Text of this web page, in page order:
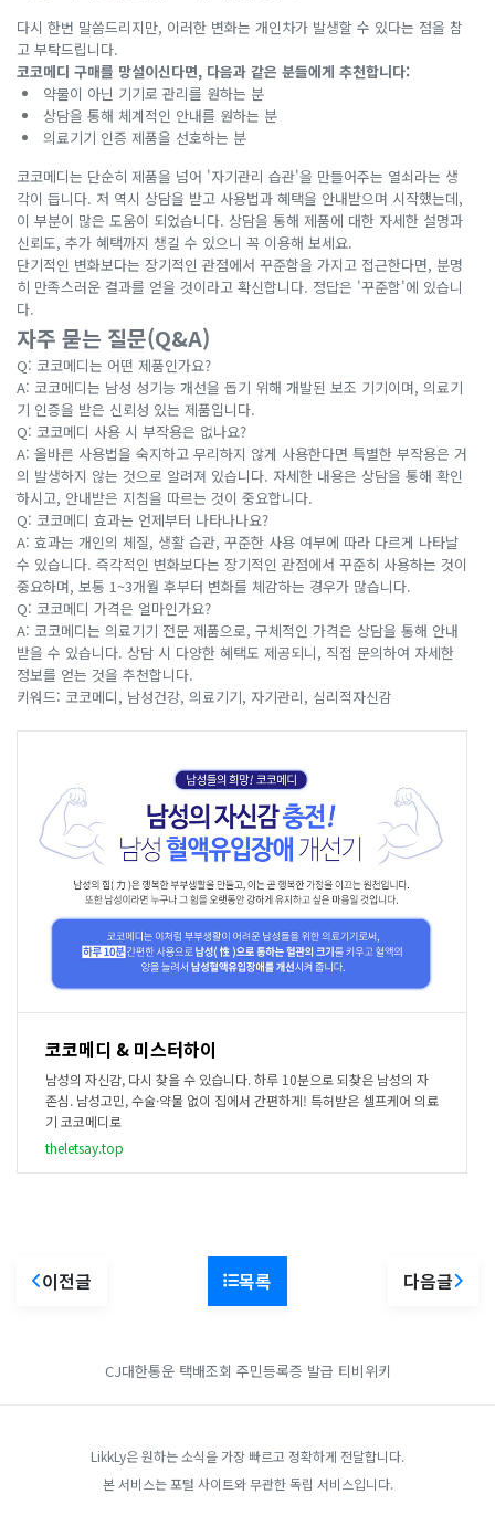
다시 한번 말씀드리지만, 이러한 변화는 개인차가 발생할 수 있다는 점을 참
고 부탁드립니다.
코코메디 구매를 망설이신다면, 다음과 같은 분들에게 추천합니다:
약물이 아닌 기기로 관리를 원하는 분
상담을 통해 체계적인 안내를 원하는 분
의료기기 인증 제품을 선호하는 분
코코메디는 단순히 제품을 넘어 '자기관리 습관'을 만들어주는 열쇠라는 생
각이 듭니다. 저 역시 상담을 받고 사용법과 혜택을 안내받으며 시작했는데,
이 부분이 많은 도움이 되었습니다. 상담을 통해 제품에 대한 자세한 설명과
신뢰도, 추가 혜택까지 챙길 수 있으니 꼭 이용해 보세요.
단기적인 변화보다는 장기적인 관점에서 꾸준함을 가지고 접근한다면, 분명
히 만족스러운 결과를 얻을 것이라고 확신합니다. 정답은 '꾸준함'에 있습니
다.
자주 묻는 질문(Q&A)
Q: 코코메디는 어떤 제품인가요?
A: 코코메디는 남성 성기능 개선을 돕기 위해 개발된 보조 기기이며, 의료기
기 인증을 받은 신뢰성 있는 제품입니다.
Q: 코코메디 사용 시 부작용은 없나요?
A: 올바른 사용법을 숙지하고 무리하지 않게 사용한다면 특별한 부작용은 거
의 발생하지 않는 것으로 알려져 있습니다. 자세한 내용은 상담을 통해 확인
하시고, 안내받은 지침을 따르는 것이 중요합니다.
Q: 코코메디 효과는 언제부터 나타나나요?
A: 효과는 개인의 체질, 생활 습관, 꾸준한 사용 여부에 따라 다르게 나타날
수 있습니다. 즉각적인 변화보다는 장기적인 관점에서 꾸준히 사용하는 것이
중요하며, 보통 1~3개월 후부터 변화를 체감하는 경우가 많습니다.
Q: 코코메디 가격은 얼마인가요?
A: 코코메디는 의료기기 전문 제품으로, 구체적인 가격은 상담을 통해 안내
받을 수 있습니다. 상담 시 다양한 혜택도 제공되니, 직접 문의하여 자세한
정보를 얻는 것을 추천합니다.
키워드: 코코메디, 남성건강, 의료기기, 자기관리, 심리적자신감
코코메디 & 미스터하이
남성의 자신감, 다시 찾을 수 있습니다. 하루 10분으로 되찾은 남성의 자
존심. 남성고민, 수술·약물 없이 집에서 간편하게! 특허받은 셀프케어 의료
기 코코메디로
theletsay.top
이전글 목록 다음글
CJ대한통운 택배조회 주민등록증 발급 티비위키
LikkLy은 원하는 소식을 가장 빠르고 정확하게 전달합니다.
본 서비스는 포털 사이트와 무관한 독립 서비스입니다.